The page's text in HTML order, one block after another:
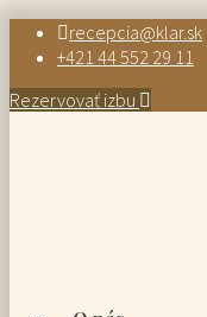
recepcia@klar.sk
+421 44 552 29 11
Rezervovať izbu